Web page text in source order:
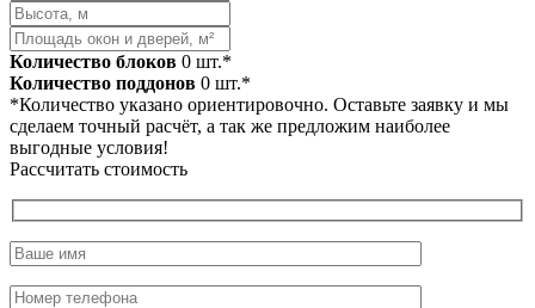
Количество блоков 0 шт.*
Количество поддонов 0 шт.*
*Количество указано ориентировочно. Оставьте заявку и мы
сделаем точный расчёт, а так же предложим наиболее
выгодные условия!
Рассчитать стоимость